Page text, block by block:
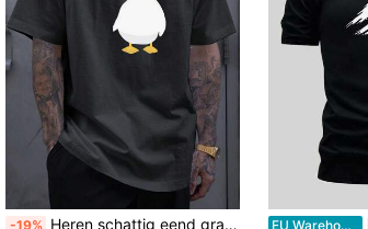
-19% Heren schattig eend grafisch ronde hals casual T-shirt EU Warehouse